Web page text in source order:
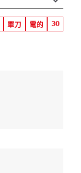
單刀 電的 30